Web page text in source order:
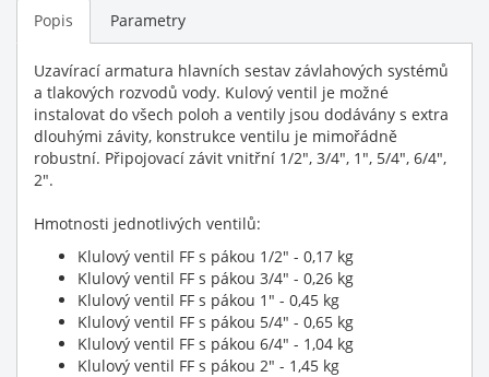
Popis Parametry
Uzavírací armatura hlavních sestav závlahových systémů
a tlakových rozvodů vody. Kulový ventil je možné
instalovat do všech poloh a ventily jsou dodávány s extra
dlouhými závity, konstrukce ventilu je mimořádně
robustní. Připojovací závit vnitřní 1/2", 3/4", 1", 5/4", 6/4",
2".
Hmotnosti jednotlivých ventilů:
Klulový ventil FF s pákou 1/2" - 0,17 kg
Klulový ventil FF s pákou 3/4" - 0,26 kg
Klulový ventil FF s pákou 1" - 0,45 kg
Klulový ventil FF s pákou 5/4" - 0,65 kg
Klulový ventil FF s pákou 6/4" - 1,04 kg
Klulový ventil FF s pákou 2" - 1,45 kg